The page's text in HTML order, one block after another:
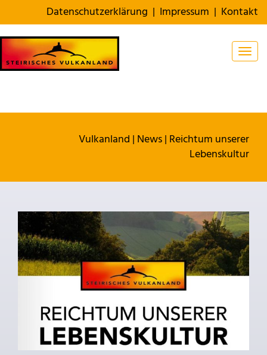
Datenschutzerklärung | Impressum | Kontakt
Vulkanland | News| Reichtum unserer
Lebenskultur